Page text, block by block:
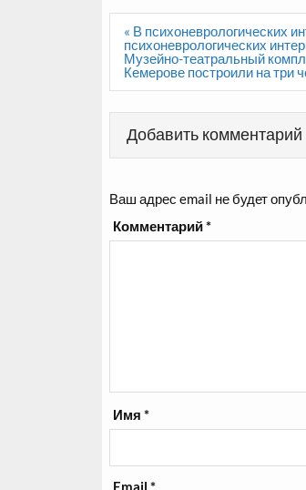
Навигация
по
записям
« В психоневрологических
психоневрологических
Музейно-театральный
Кемерове построили на три
Добавить комментарий
Ваш адрес email не будет
Комментарий*
Имя*